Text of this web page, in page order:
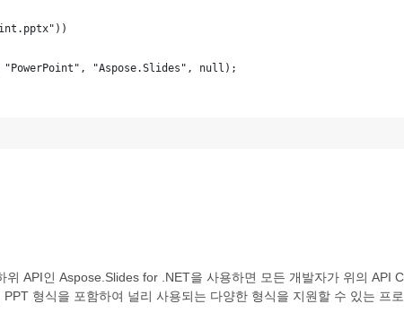
"Aspose.Slides", null);
API인 Aspose.Slides for .NET을 사용하면 모든 개발자가 위의 API
형식을 포함하여 널리 사용되는 다양한 형식을 지원할 수 있는 프